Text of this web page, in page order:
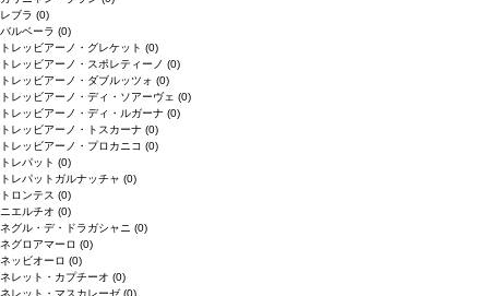
レブラ (0)
バルベーラ (0)
トレッビアーノ・グレケット (0)
トレッビアーノ・スポレティーノ (0)
トレッビアーノ・ダブルッツォ (0)
トレッビアーノ・ディ・ソアーヴェ (0)
トレッビアーノ・ディ・ルガーナ (0)
トレッビアーノ・トスカーナ (0)
トレッビアーノ・プロカニコ (0)
トレパット (0)
トレパットガルナッチャ (0)
トロンテス (0)
ニエルチオ (0)
ネグル・デ・ドラガシャニ (0)
ネグロアマーロ (0)
ネッビオーロ (0)
ネレット・カプチーオ (0)
ネレット・マスカレーゼ (0)